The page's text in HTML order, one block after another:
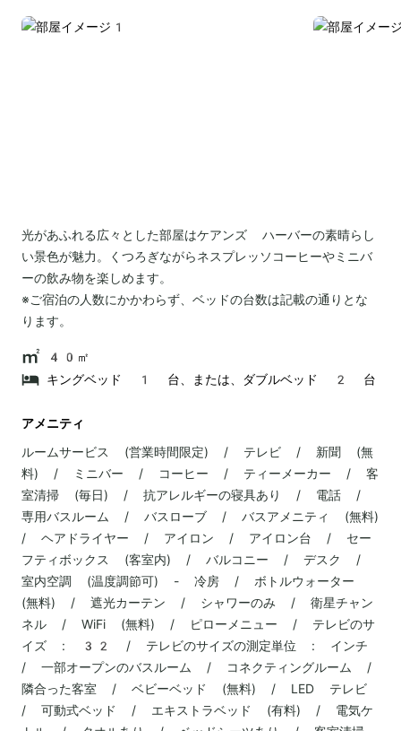
光があふれる広々とした部屋はケアンズ ハーバーの素晴らし
い景色が魅力。くつろぎながらネスプレッソコーヒーやミニバ
ーの飲み物を楽しめます。
※ご宿泊の人数にかかわらず、ベッドの台数は記載の通りとな
ります。
40㎡
キングベッド 1 台、または、ダブルベッド 2 台
アメニティ
ルームサービス (営業時間限定) / テレビ / 新聞 (無
料) / ミニバー / コーヒー / ティーメーカー / 客
室清掃 (毎日) / 抗アレルギーの寝具あり / 電話 /
専用バスルーム / バスローブ / バスアメニティ (無料)
/ ヘアドライヤー / アイロン / アイロン台 / セー
フティボックス (客室内) / バルコニー / デスク /
室内空調 (温度調節可) - 冷房 / ボトルウォーター
(無料) / 遮光カーテン / シャワーのみ / 衛星チャン
ネル / WiFi (無料) / ピローメニュー / テレビのサ
イズ : 32 / テレビのサイズの測定単位 : インチ
/ 一部オープンのバスルーム / コネクティングルーム /
隣合った客室 / ベビーベッド (無料) / LED テレビ
/ 可動式ベッド / エキストラベッド (有料) / 電気ケ